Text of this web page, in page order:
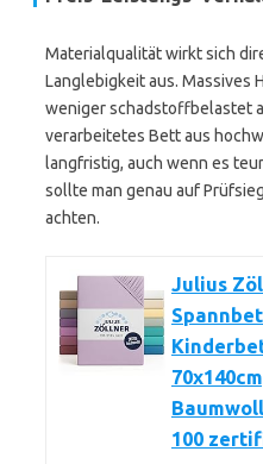
Materialqualität wirkt sich
Langlebigkeit aus. Massives
weniger schadstoffbelastet
verarbeitetes Bett aus
langfristig, auch wenn es
sollte man genau auf
achten.
Julius
100